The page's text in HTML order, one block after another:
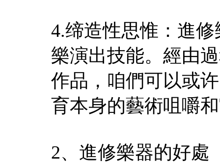
4.缔造性思惟：進
樂演出技能。經由
作品，咱們可以或
育本身的藝術咀嚼
2、進修樂器的好處